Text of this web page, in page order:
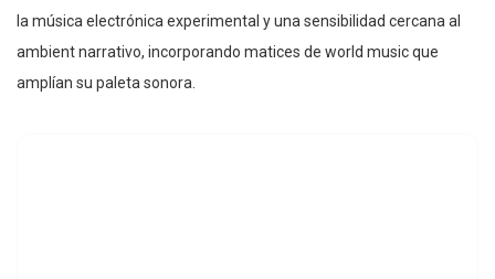
la música electrónica experimental y una sensibilidad cercana al
ambient narrativo, incorporando matices de world music que
amplían su paleta sonora.